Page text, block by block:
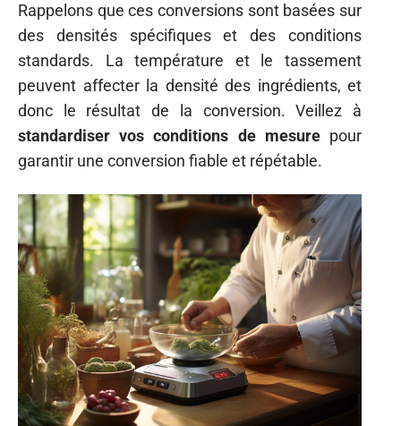
Rappelons que ces conversions sont basées sur
des densités spécifiques et des conditions
standards. La température et le tassement
peuvent affecter la densité des ingrédients, et
donc le résultat de la conversion. Veillez à
standardiser vos conditions de mesurepour
garantir une conversion fiable et répétable.